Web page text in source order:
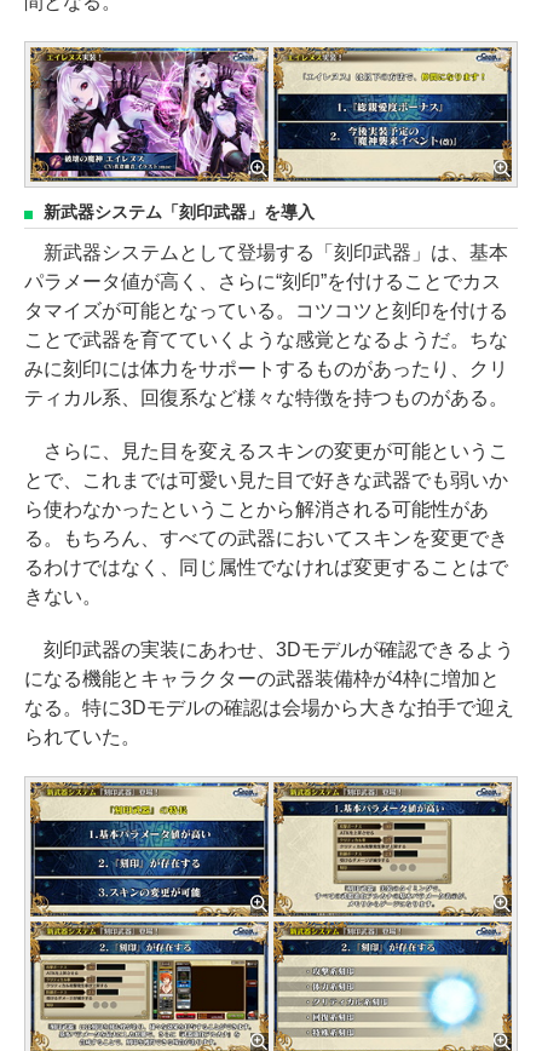
新武器システム「刻印武器」を導入
新武器システムとして登場する「刻印武器」は、基本
パラメータ値が高く、さらに“刻印”を付けることでカス
タマイズが可能となっている。コツコツと刻印を付ける
ことで武器を育てていくような感覚となるようだ。ちな
みに刻印には体力をサポートするものがあったり、クリ
ティカル系、回復系など様々な特徴を持つものがある。
さらに、見た目を変えるスキンの変更が可能というこ
とで、これまでは可愛い見た目で好きな武器でも弱いか
ら使わなかったということから解消される可能性があ
る。もちろん、すべての武器においてスキンを変更でき
るわけではなく、同じ属性でなければ変更することはで
きない。
刻印武器の実装にあわせ、3Dモデルが確認できるよう
になる機能とキャラクターの武器装備枠が4枠に増加と
なる。特に3Dモデルの確認は会場から大きな拍手で迎え
られていた。